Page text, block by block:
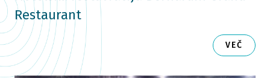
Restaurant
VEČ